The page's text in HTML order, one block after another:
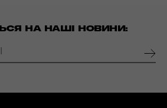
НА НАШІ НОВИНИ: